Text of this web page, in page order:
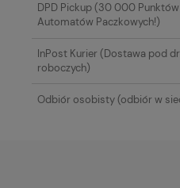
DPD Pickup(30 000 Punktów
Automatów Paczkowych!)
InPost Kurier(Dostawa pod
roboczych)
Odbiór osobisty(odbiór w